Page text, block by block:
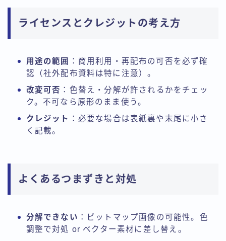
ライセンスとクレジットの考え方
用途の範囲
：商用利用・再配布の可否を必ず確
認（社外配布資料は特に注意）。
改変可否 ：色替え・分解が許されるかをチェッ
ク。不可なら原形のまま使う。
クレジット ：必要な場合は表紙裏や末尾に小さ
く記載。
よくあるつまずきと対処
分解できない ：ビットマップ画像の可能性。色
調整で対処 or ベクター素材に差し替え。